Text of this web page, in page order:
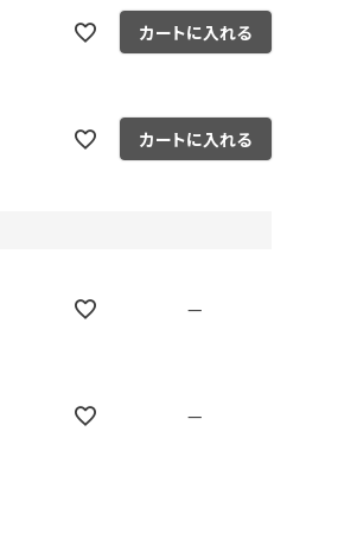
カートに入れる
カートに入れる
—
—